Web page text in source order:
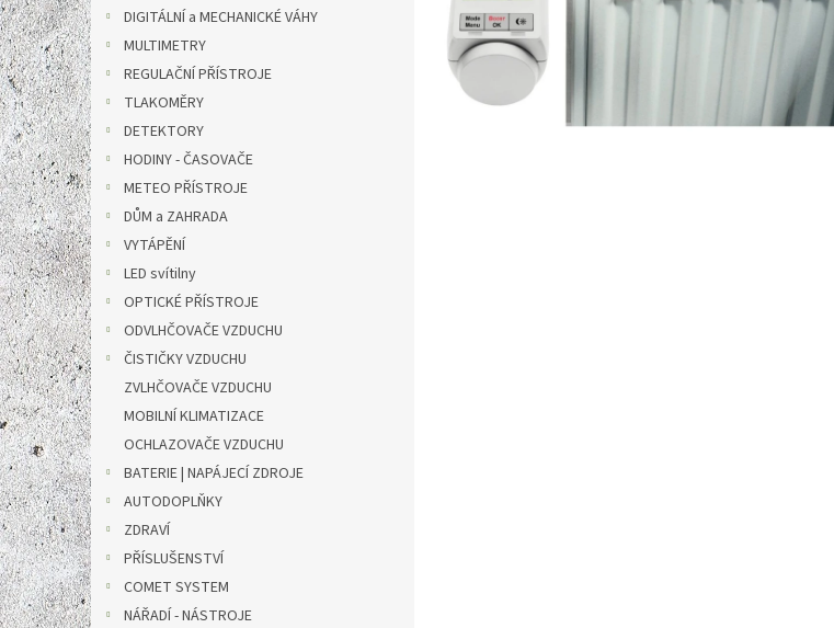
e
l
DIGITÁLNÍ a MECHANICKÉ VÁHY
MULTIMETRY
REGULAČNÍ PŘÍSTROJE
TLAKOMĚRY
DETEKTORY
HODINY - ČASOVAČE
METEO PŘÍSTROJE
DŮM a ZAHRADA
VYTÁPĚNÍ
LED svítilny
OPTICKÉ PŘÍSTROJE
ODVLHČOVAČE VZDUCHU
ČISTIČKY VZDUCHU
ZVLHČOVAČE VZDUCHU
MOBILNÍ KLIMATIZACE
OCHLAZOVAČE VZDUCHU
BATERIE | NAPÁJECÍ ZDROJE
AUTODOPLŇKY
ZDRAVÍ
PŘÍSLUŠENSTVÍ
COMET SYSTEM
NÁŘADÍ - NÁSTROJE